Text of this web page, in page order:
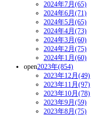
2024年7月(65)
2024年6月(71)
2024年5月(65)
2024年4月(73)
2024年3月(60)
2024年2月(75)
2024年1月(60)
open2023年(854)
2023年12月(49)
2023年11月(97)
2023年10月(78)
2023年9月(59)
2023年8月(75)